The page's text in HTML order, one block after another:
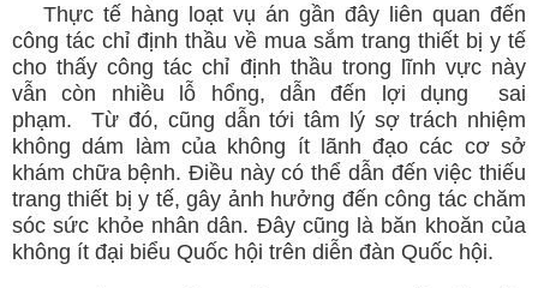
Thực tế hàng loạt vụ án gần đây liên quan đến
công tác chỉ định thầu về mua sắm trang thiết bị y tế
cho thấy công tác chỉ định thầu trong lĩnh vực này
vẫn còn nhiều lỗ hổng, dẫn đến lợi dụng sai
phạm. Từ đó, cũng dẫn tới tâm lý sợ trách nhiệm
không dám làm của không ít lãnh đạo các cơ sở
khám chữa bệnh. Điều này có thể dẫn đến việc thiếu
trang thiết bị y tế, gây ảnh hưởng đến công tác chăm
sóc sức khỏe nhân dân. Đây cũng là băn khoăn của
không ít đại biểu Quốc hội trên diễn đàn Quốc hội.